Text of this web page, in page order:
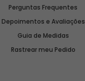
Perguntas Frequentes
Depoimentos e Avaliações
Guia de Medidas
Rastrear meu Pedido